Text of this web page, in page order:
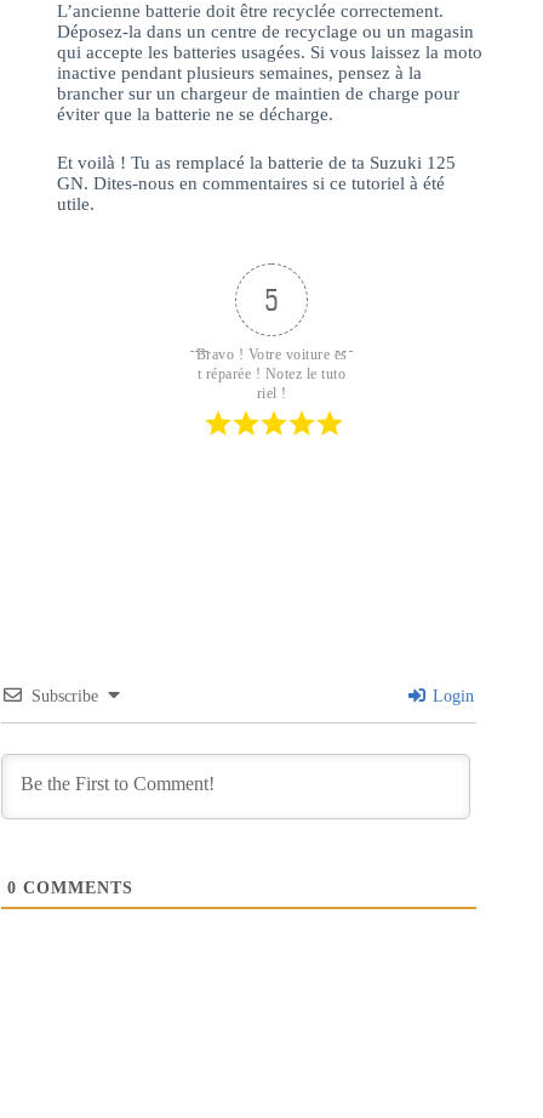
L’ancienne batterie doit être recyclée correctement.
Déposez-la dans un centre de recyclage ou un magasin
qui accepte les batteries usagées. Si vous laissez la moto
inactive pendant plusieurs semaines, pensez à la
brancher sur un chargeur de maintien de charge pour
éviter que la batterie ne se décharge.
Et voilà ! Tu as remplacé la batterie de ta Suzuki 125
GN. Dites-nous en commentaires si ce tutoriel à été
utile.
5
Bravo ! Votre voiture es
t réparée ! Notez le tuto
riel !
Subscribe Login
0 COMMENTS